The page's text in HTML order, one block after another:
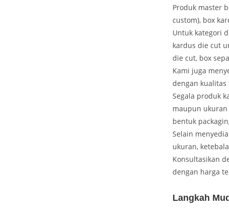
Produk master
custom), box
Untuk kategori
kardus die cut
die cut, box
Kami juga
dengan kualitas
Segala produk
maupun
bentuk
Selain
ukuran,
Konsultasikan
dengan harga
Langkah